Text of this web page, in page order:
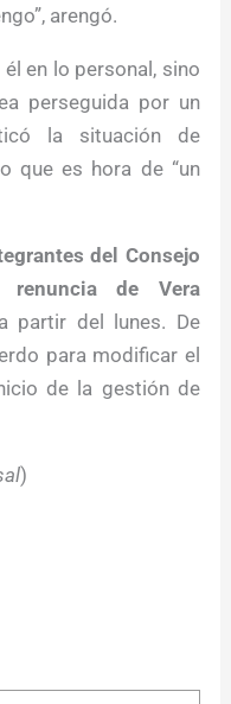
arengó.
en lo personal, sino
perseguida por un
la situación de
que es hora de “un
del Consejo
renuncia de Vera
partir del lunes. De
para modificar el
de la gestión de
)